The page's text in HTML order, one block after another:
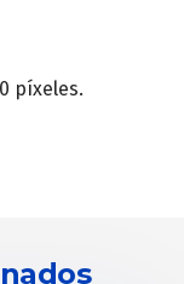
píxeles.